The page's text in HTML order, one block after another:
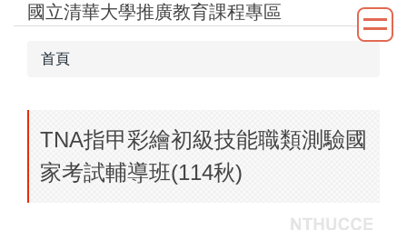
國立清華大學推廣教育課程專區
首頁
TNA指甲彩繪初級技能職類測驗國
家考試輔導班(114秋)